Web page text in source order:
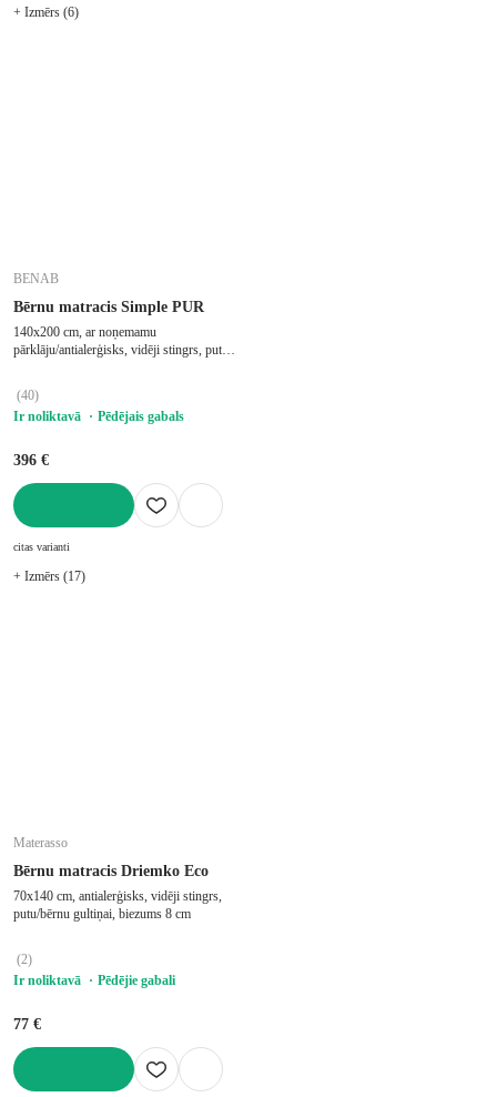
+ Izmērs (6)
BENAB
Bērnu matracis Simple PUR
140x200 cm, ar noņemamu
pārklāju/antialerģisks, vidēji stingrs, putu,
(40)
Ir noliktavā
Pēdējais gabals
396 €
citas varianti
+ Izmērs (17)
Materasso
Bērnu matracis Driemko Eco
70x140 cm, antialerģisks, vidēji stingrs,
putu/bērnu gultiņai, biezums 8 cm
(2)
Ir noliktavā
Pēdējie gabali
77 €